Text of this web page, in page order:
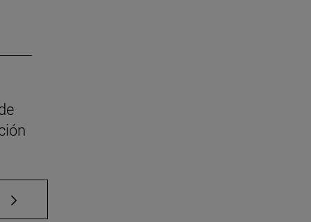
TAB para desplazarse.